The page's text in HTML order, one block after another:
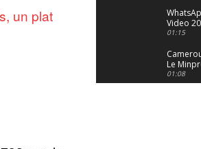
un plat
Video
29 at 12
01:15
Le
alerte
dérives
01:08